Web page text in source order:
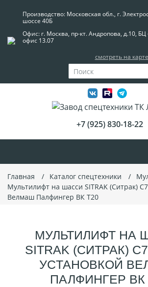
Производство: Московская обл., г.
шоссе 40Б
Офис: г. Москва, пр-кт. Андропова, д.10, БЦ
офис 13.07
смотреть на карте
+7 (925) 830-18-22
Главная Каталог спецтехники
Мультилифт на шасси SITRAK (Ситрак)
Велмаш Палфингер ВК T20
МУЛЬТИЛИФТ НА
SITRAK (СИТРАК)
УCТАНОВКОЙ
ПАЛФИНГЕР ВК